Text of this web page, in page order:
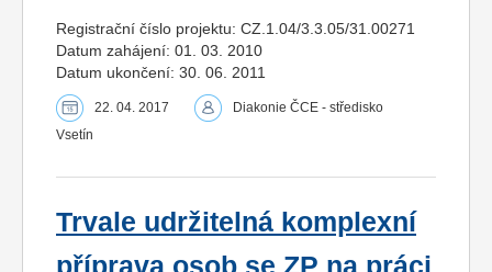
Registrační číslo projektu: CZ.1.04/3.3.05/31.00271
Datum zahájení: 01. 03. 2010
Datum ukončení: 30. 06. 2011
22. 04. 2017
Diakonie ČCE - středisko
Vsetín
Trvale udržitelná komplexní
příprava osob se ZP na práci